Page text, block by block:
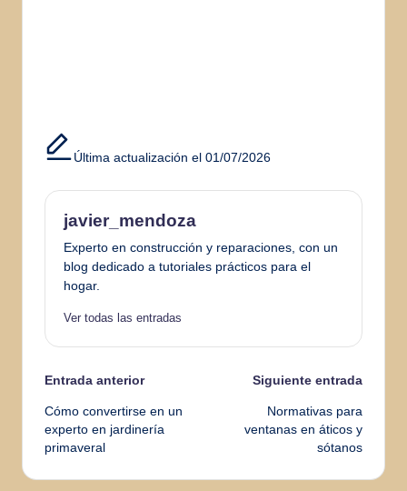
Última actualización el 01/07/2026
javier_mendoza
Experto en construcción y reparaciones, con un
blog dedicado a tutoriales prácticos para el
hogar.
Ver todas las entradas
Navegación
de
entradas
Entrada anterior
Cómo convertirse en un
experto en jardinería
primaveral
Siguiente entrada
Normativas para
ventanas en áticos y
sótanos